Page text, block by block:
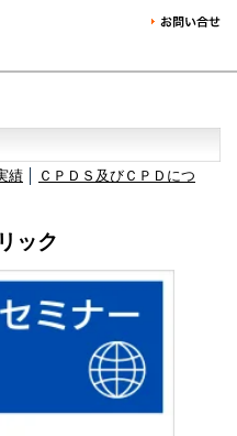
績
ＣＰＤＳ及びＣＰＤにつ
ック